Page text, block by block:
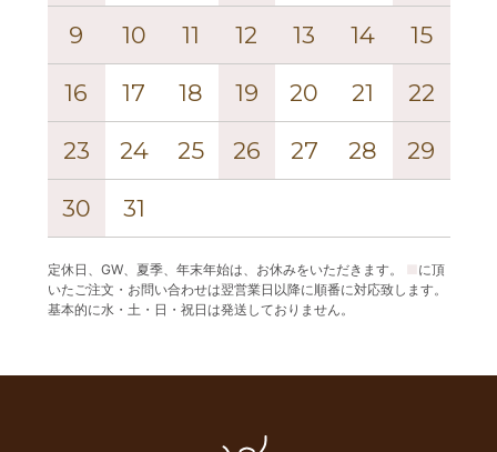
9 10 11 12 13 14 15
16 17 18 19 20 21 22
23 24 25 26 27 28 29
30 31
定休日、GW、夏季、年末年始は、お休みをいただきます。
に頂
いたご注文・お問い合わせは翌営業日以降に順番に対応致します。
基本的に水・土・日・祝日は発送しておりません。